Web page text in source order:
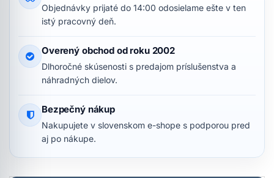
Objednávky prijaté do 14:00 odosielame ešte v ten
istý pracovný deň.
Overený obchod od roku 2002
Dlhoročné skúsenosti s predajom príslušenstva a
náhradných dielov.
Bezpečný nákup
Nakupujete v slovenskom e-shope s podporou pred
aj po nákupe.